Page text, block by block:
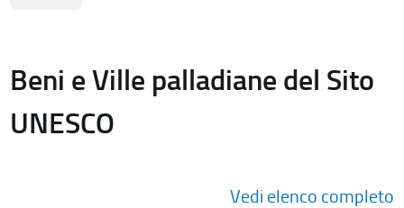
Beni e Ville palladiane del Sito
UNESCO
Vedi elenco completo